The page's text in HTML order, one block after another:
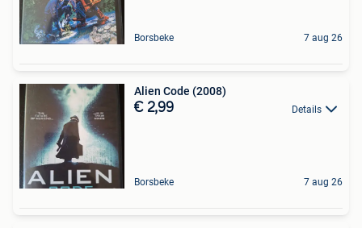
Borsbeke 7 aug 26
Alien Code (2008)
€ 2,99 Details
Borsbeke 7 aug 26